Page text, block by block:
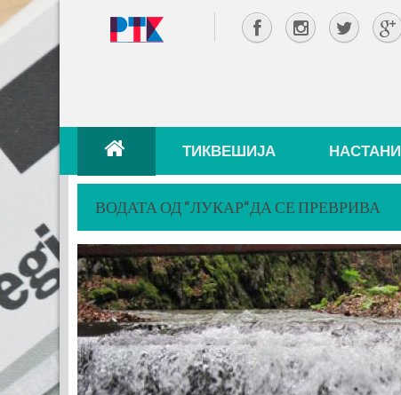
ТИКВЕШИЈА НАСТАНИ
ВОДАТА ОД “ЛУКАР“ДА СЕ ПРЕВРИВА